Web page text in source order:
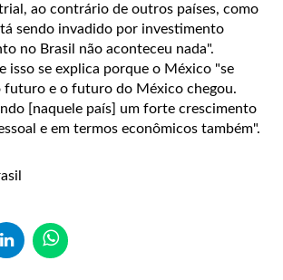
ao contrário de outros países, como
sendo invadido por investimento
no Brasil não aconteceu nada".
isso se explica porque o México "se
futuro e o futuro do México chegou.
[naquele país] um forte crescimento
e em termos econômicos também".